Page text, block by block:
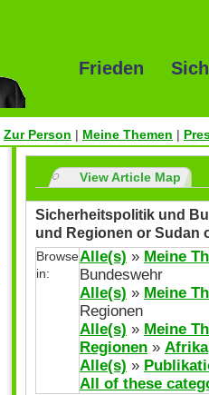
Frieden
Zur Person | Meine Themen |
View Article Map
Sicherheitspolitik und
und Regionen or Sudan
Browse
in:
Alle(s) » Meine
Bundeswehr
Alle(s) » Meine
Regionen
Alle(s) » Meine
Regionen » Afrika
Alle(s) »
All of these